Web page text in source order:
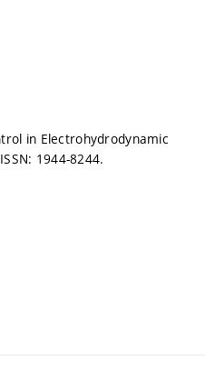
in Electrohydrodynamic
ISSN: 1944-8244.